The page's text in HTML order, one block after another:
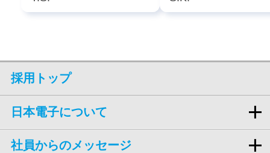
採用トップ
日本電子について
社員からのメッセージ